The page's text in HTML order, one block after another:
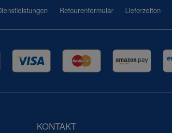
Retourenformular Lieferzeiten
KONTAKT